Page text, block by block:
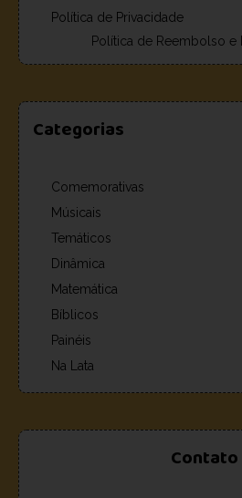
Política de Privacidade
Política de Reembolso e
Categorias
Comemorativas
Músicais
Temáticos
Dinâmica
Matemática
Bíblicos
Painéis
Na Lata
Contato